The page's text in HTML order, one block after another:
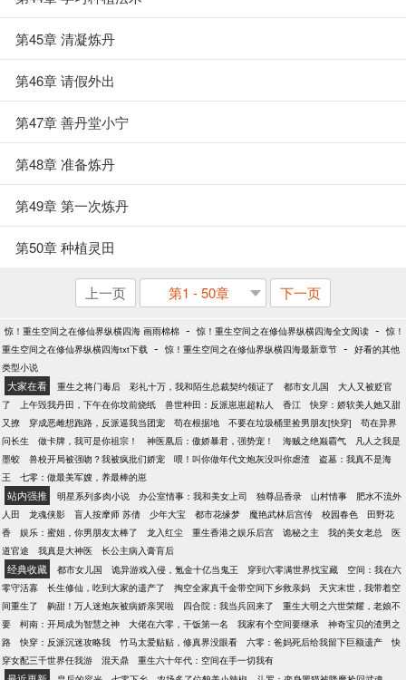
第45章 清凝炼丹
第46章 请假外出
第47章 善丹堂小宁
第48章 准备炼丹
第49章 第一次炼丹
第50章 种植灵田
上一页 第1 - 50章 下一页
惊！重生空间之在修仙界纵横四海 画雨棉棉 - 惊！重生空间之在修仙界纵横四海全文阅读 - 惊！
重生空间之在修仙界纵横四海txt下载 - 惊！重生空间之在修仙界纵横四海最新章节 - 好看的其他
类型小说
大家在看 重生之将门毒后 彩礼十万，我和陌生总裁契约领证了 都市女儿国
大人又被贬官
了
上午毁我丹田，下午在你坟前烧纸 兽世种田：反派崽崽超粘人 香江
快穿：娇软美人她又甜
又撩
穿成恶雌想跑路，反派逼我当团宠 苟在根据地 不要在垃圾桶里捡男朋友[快穿]
苟在异界
问长生
做卡牌，我可是你祖宗！ 神医凰后：傲娇暴君，强势宠！ 海贼之绝巅霸气
凡人之我是
墨蛟
兽校开局被强吻？我被疯批们娇宠 喂！叫你做年代文炮灰没叫你虐渣
盗墓：我真不是海
王
七零：做最美军嫂，养最棒的崽
站内强推 明星系列多肉小说 办公室情事：我和美女上司 独尊品香录 山村情事
肥水不流外
人田
龙魂侠影 盲人按摩师 苏倩 少年大宝 都市花缘梦 魔艳武林后宫传 校园春色
田野花
香
娱乐：蜜姐，你男朋友太棒了 龙入红尘 重生香港之娱乐后宫 诡秘之主 我的美女老总
医
道官途
我真是大神医 长公主病入膏肓后
经典收藏 都市女儿国 诡异游戏入侵，氪金十亿当鬼王 穿到六零满世界找宝藏
空间：我在六
零守活寡
长生修仙，吃到大家的遗产了 掏空全家真千金带空间下乡救亲妈
天灾末世，我带着空
间重生了
齁甜！万人迷炮灰被病娇亲哭啦 四合院：我当兵回来了
重生大明之六世荣耀，老娘不
要
柯南：开局成为智慧之神 大佬在六零，干饭第一名 我家有个空间要继承
神奇宝贝的渣男之
路
快穿：反派沉迷攻略我 竹马太爱贴贴，修真界没眼看 六零：爸妈死后给我留下巨额遗产
快
穿女配三千世界任我游
混天鼎 重生六十年代：空间在手一切我有